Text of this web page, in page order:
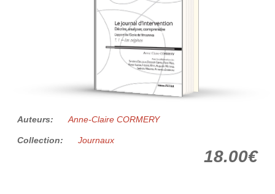
Auteurs: Anne-Claire CORMERY
Collection: Journaux
18.00€